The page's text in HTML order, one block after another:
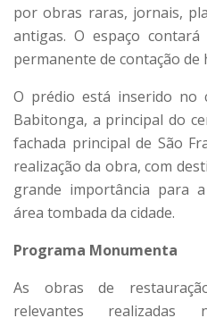
por obras raras, jornais,
antigas. O espaço
permanente de contação de
O prédio está inserido no
Babitonga, a principal do
fachada principal de São
realização da obra, com
grande importância para
área tombada da cidade.
Programa Monumenta
As obras de
relevantes realizadas